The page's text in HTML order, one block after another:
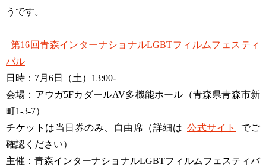
うです。
第16回青森インターナショナルLGBTフィルムフェスティ
バル
日時：7月6日（土）13:00-
会場：アウガ5FカダールAV多機能ホール（青森県青森市新
町1-3-7）
チケットは当日券のみ、自由席（詳細は 公式サイト
でご
確認ください）
主催：青森インターナショナルLGBTフィルムフェスティバ